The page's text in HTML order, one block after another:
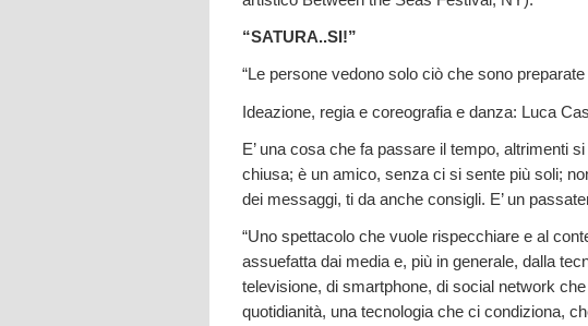
“SATURA..SI!”
“Le persone vedono solo ciò che sono preparate
Ideazione, regia e coreografia e danza: Luca
E’ una cosa che fa passare il tempo, altrimenti
chiusa; è un amico, senza ci si sente più soli;
dei messaggi, ti da anche consigli. E’ un
“Uno spettacolo che vuole rispecchiare e al
assuefatta dai media e, più in generale, dalla
televisione, di smartphone, di social network
quotidianità, una tecnologia che ci condiziona,